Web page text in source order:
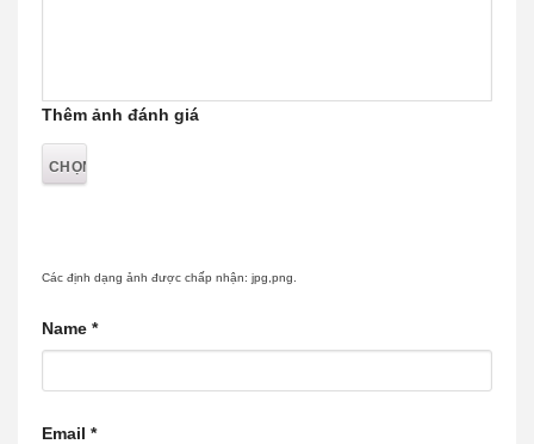
Thêm ảnh đánh giá
Các định dạng ảnh được chấp nhận: jpg,png.
Name *
Email *